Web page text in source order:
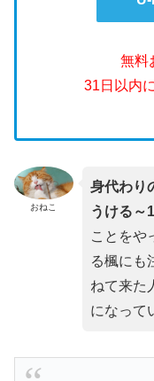
無料
31日以内
おねこ
身代わり
うける～
ことをや
る楓にも
ねて来た
になって